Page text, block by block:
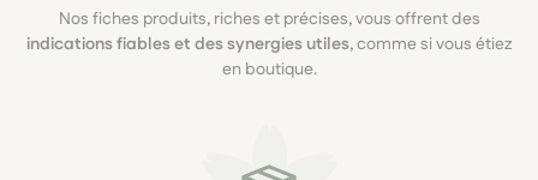
Nos fiches produits, riches et précises, vous offrent des
indications fiables et des synergies utiles, comme si vous étiez
en boutique.